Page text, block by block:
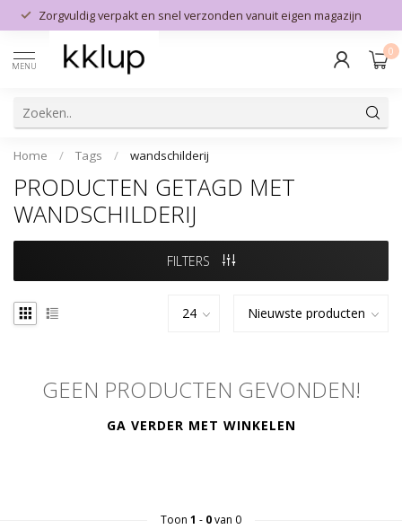
Zorgvuldig verpakt en snel verzonden vanuit eigen magazijn
MENU
0
Home / Tags / wandschilderij
PRODUCTEN GETAGD MET
WANDSCHILDERIJ
FILTERS
GEEN PRODUCTEN GEVONDEN!
GA VERDER MET WINKELEN
Toon 1 - 0van 0